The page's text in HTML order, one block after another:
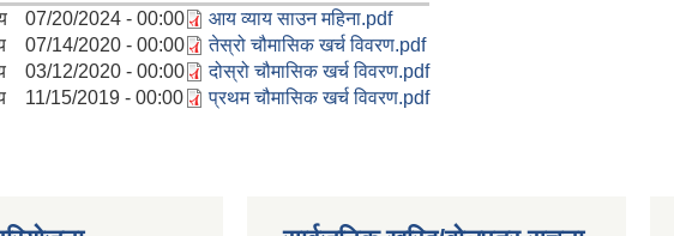
07/20/2024 - 00:00 आय व्याय साउन महिना.pdf
07/14/2020 - 00:00 तेस्रो चौमासिक खर्च विवरण.pdf
03/12/2020 - 00:00 दोस्रो चौमासिक खर्च विवरण.pdf
11/15/2019 - 00:00 प्रथम चौमासिक खर्च विवरण.pdf